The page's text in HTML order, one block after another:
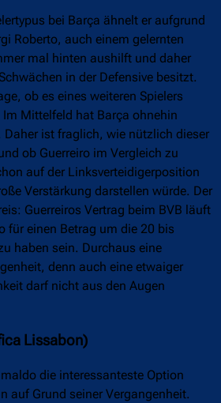
bei Barça ähnelt er aufgrund
Roberto, auch einem gelernten
mal hinten aushilft und daher
in der Defensive besitzt.
ob es eines weiteren Spielers
Mittelfeld hat Barça ohnehin
Daher ist fraglich, wie nützlich dieser
ob Guerreiro im Vergleich zu
auf der Linksverteidigerposition
Verstärkung darstellen würde. Der
Guerreiros Vertrag beim BVB läuft
für einen Betrag um die 20 bis
haben sein. Durchaus eine
denn auch eine etwaiger
darf nicht aus den Augen
Lissabon)
die interessanteste Option
auf Grund seiner Vergangenheit.